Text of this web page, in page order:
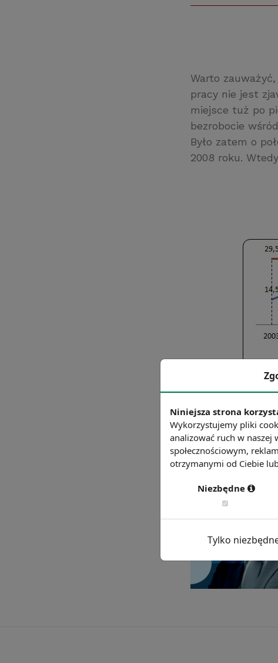
Warto
pracy nie jest
miejsce tuż po
bezrobocie
Było zatem o
2008 roku.
Niniejsza strona
Wykorzystujemy pliki
analizować ruch w
społecznościowym,
otrzymanymi od Ciebie
Niezbędne
Tylko